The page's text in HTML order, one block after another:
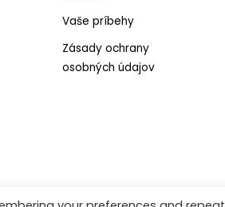
Vaše príbehy
Zásady ochrany
osobných údajov